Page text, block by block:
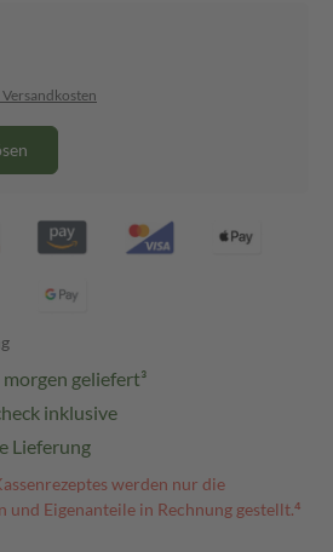
Versandkosten
geliefert³
inklusive
Lieferung
werden nur die
und Eigenanteile in Rechnung gestellt.⁴